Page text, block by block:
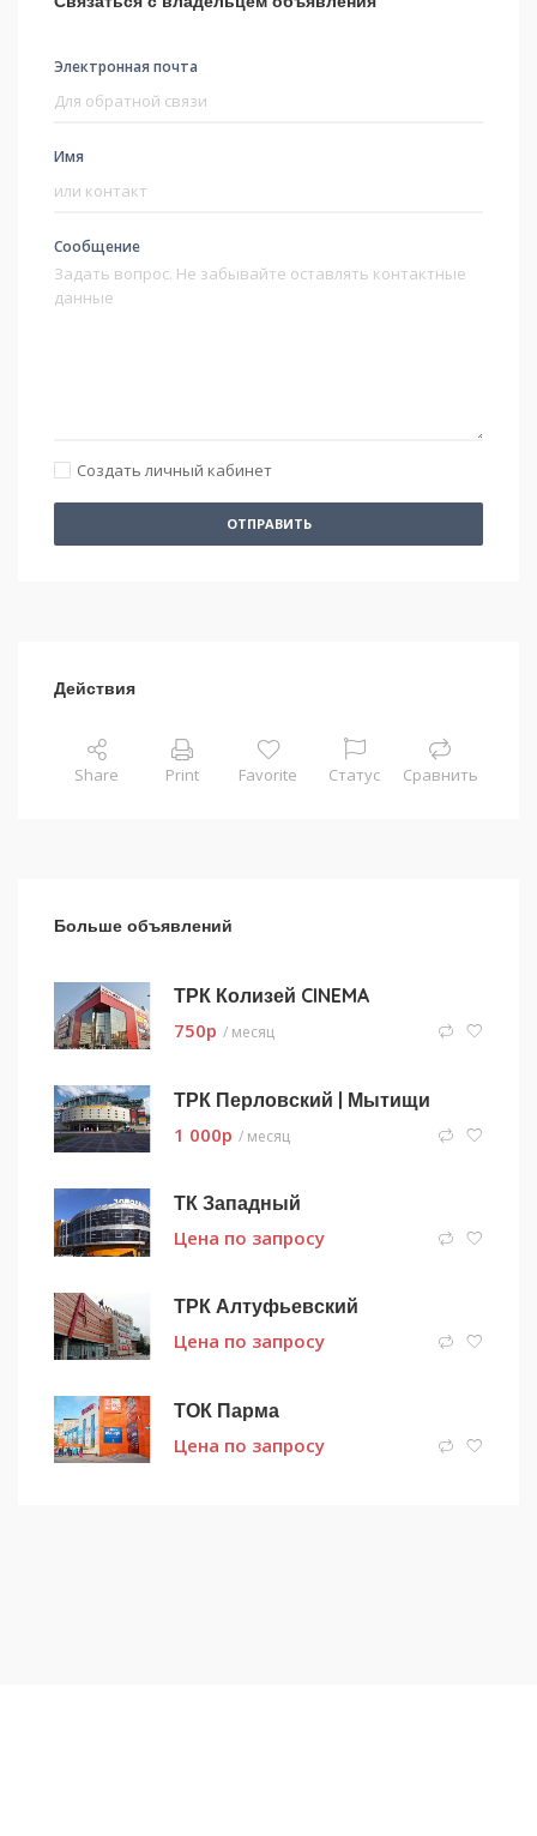
Электронная почта
Имя
Сообщение
Создать личный кабинет
ОТПРАВИТЬ
Действия
Share Print Favorite Статус Сравнить
Больше объявлений
ТРК Колизей CINEMA
750p / месяц
ТРК Перловский | Мытищи
1 000p / месяц
ТК Западный
Цена по запросу
ТРК Алтуфьевский
Цена по запросу
ТОК Парма
Цена по запросу